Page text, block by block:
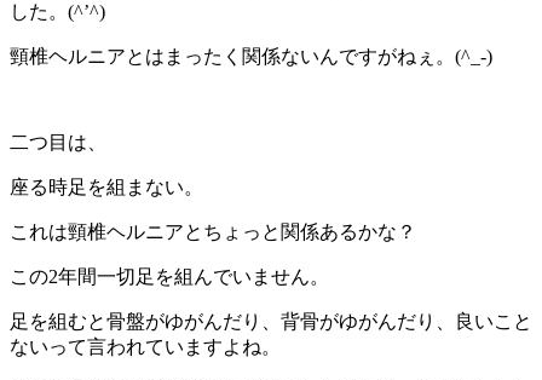
した。(^’^)
頸椎ヘルニアとはまったく関係ないんですがねぇ。(^_-)
二つ目は、
座る時足を組まない。
これは頸椎ヘルニアとちょっと関係あるかな？
この2年間一切足を組んでいません。
足を組むと骨盤がゆがんだり、背骨がゆがんだり、良いこと
ないって言われていますよね。